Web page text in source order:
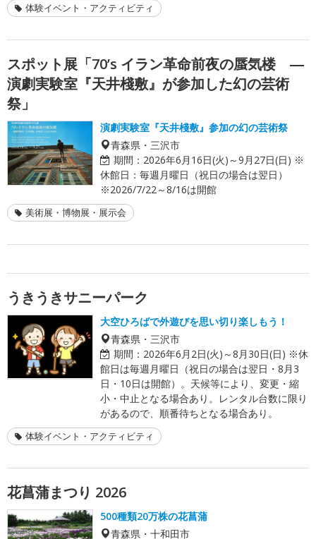
体験イベント・アクティビティ
スポット展「70’s イラン革命前夜の蜃気楼 ―
演劇実験室『天井棧敷』が参加した幻の芸術
祭」
演劇実験室『天井棧敷』参加の幻の芸術祭
青森県・三沢市
期間： 2026年6月16日(火)～9月27日(日) ※
休館日：毎週月曜日（祝日の場合は翌日）
※2026/7/22～8/16は開館
美術展・博物展・展示会
うきうきサニーパーク
大空ひろばで外遊びを思い切り楽しもう！
青森県・三沢市
期間： 2026年6月2日(火)～8月30日(日) ※休
館日は毎週月曜日（祝日の場合は翌日・8月3
日・10日は開館）。天候等により、変更・縮
小・中止となる場合あり。レンタル台数に限り
があるので、順番待ちとなる場合あり。
体験イベント・アクティビティ
花菖蒲まつり 2026
500種類20万株の花菖蒲
青森県・十和田市